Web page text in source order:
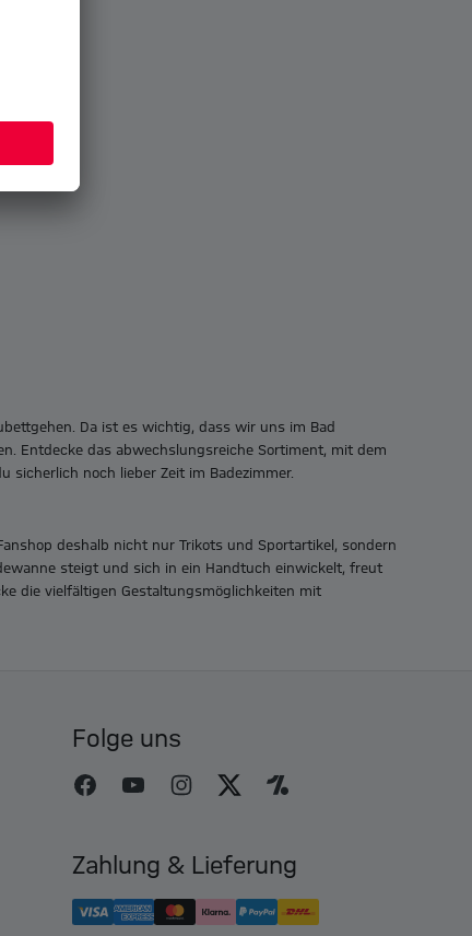
Da ist es wichtig, dass wir uns im Bad
Entdecke das abwechslungsreiche Sortiment, mit dem
sicherlich noch lieber Zeit im Badezimmer.
deshalb nicht nur Trikots und Sportartikel, sondern
steigt und sich in ein Handtuch einwickelt, freut
die vielfältigen Gestaltungsmöglichkeiten mit
Folge uns
Zahlung & Lieferung